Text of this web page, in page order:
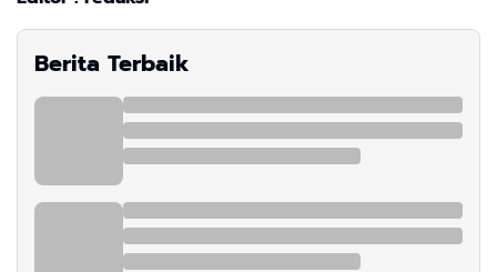
Berita Terbaik